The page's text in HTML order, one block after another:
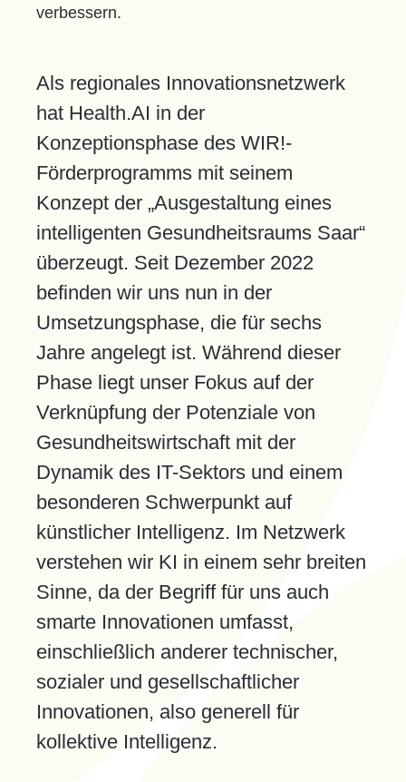
verbessern.
Als regionales Innovationsnetzwerk
hat Health.AI in der
Konzeptionsphase des WIR!-
Förderprogramms mit seinem
Konzept der „Ausgestaltung eines
intelligenten Gesundheitsraums Saar“
überzeugt. Seit Dezember 2022
befinden wir uns nun in der
Umsetzungsphase, die für sechs
Jahre angelegt ist. Während dieser
Phase liegt unser Fokus auf der
Verknüpfung der Potenziale von
Gesundheitswirtschaft mit der
Dynamik des IT-Sektors und einem
besonderen Schwerpunkt auf
künstlicher Intelligenz. Im Netzwerk
verstehen wir KI in einem sehr breiten
Sinne, da der Begriff für uns auch
smarte Innovationen umfasst,
einschließlich anderer technischer,
sozialer und gesellschaftlicher
Innovationen, also generell für
kollektive Intelligenz.